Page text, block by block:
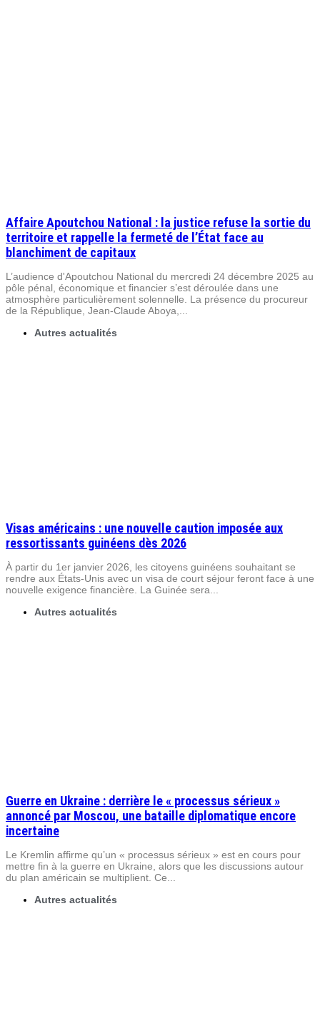
Affaire Apoutchou National : la justice refuse la sortie du
territoire et rappelle la fermeté de l’État face au
blanchiment de capitaux
L’audience d'Apoutchou National du mercredi 24 décembre 2025 au
pôle pénal, économique et financier s’est déroulée dans une
atmosphère particulièrement solennelle. La présence du procureur
de la République, Jean-Claude Aboya,...
Autres actualités
Visas américains : une nouvelle caution imposée aux
ressortissants guinéens dès 2026
À partir du 1er janvier 2026, les citoyens guinéens souhaitant se
rendre aux États-Unis avec un visa de court séjour feront face à une
nouvelle exigence financière. La Guinée sera...
Autres actualités
Guerre en Ukraine : derrière le « processus sérieux »
annoncé par Moscou, une bataille diplomatique encore
incertaine
Le Kremlin affirme qu’un « processus sérieux » est en cours pour
mettre fin à la guerre en Ukraine, alors que les discussions autour
du plan américain se multiplient. Ce...
Autres actualités